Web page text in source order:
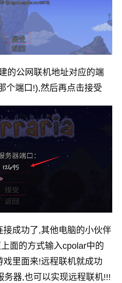
的公网联机地址对应的端
个端口!),然后再点击接受
成功了,其他电脑的小伙伴
面的方式输入cpolar中的
里面来!远程联机就成功
务器,也可以实现远程联机!!!